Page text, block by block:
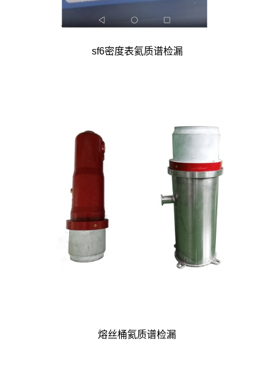
sf6密度表氦质谱检漏
熔丝桶氦质谱检漏